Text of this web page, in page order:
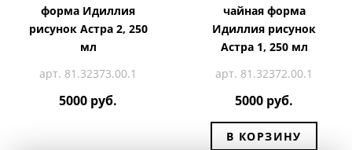
форма Идиллия
рисунок Астра 2, 250
мл
арт. 81.32373.00.1
5000 руб.
чайная форма
Идиллия рисунок
Астра 1, 250 мл
арт. 81.32372.00.1
5000 руб.
В КОРЗИНУ